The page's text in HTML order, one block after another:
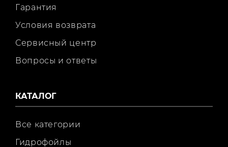
Гарантия
Условия возврата
Сервисный центр
Вопросы и ответы
КАТАЛОГ
Все категории
Гидрофойлы